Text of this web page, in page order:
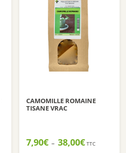
CAMOMILLE ROMAINE
TISANE VRAC
7,90€ – 38,00€Plage
TTC